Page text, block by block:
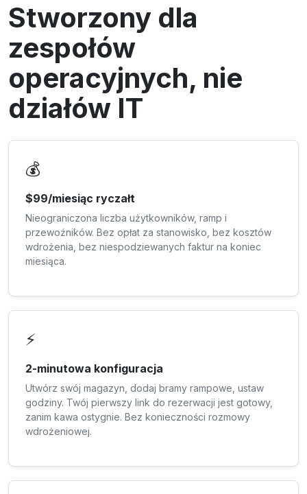
Stworzony dla
zespołów
operacyjnych, nie
działów IT
💰
$99/miesiąc ryczałt
Nieograniczona liczba użytkowników, ramp i
przewoźników. Bez opłat za stanowisko, bez kosztów
wdrożenia, bez niespodziewanych faktur na koniec
miesiąca.
⚡
2-minutowa konfiguracja
Utwórz swój magazyn, dodaj bramy rampowe, ustaw
godziny. Twój pierwszy link do rezerwacji jest gotowy,
zanim kawa ostygnie. Bez konieczności rozmowy
wdrożeniowej.